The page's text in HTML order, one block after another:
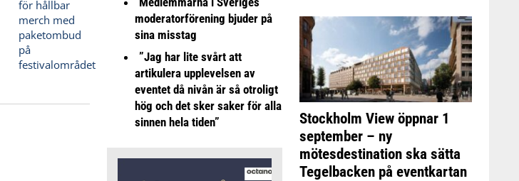
moderatorförening bjuder på
sina misstag
”Jag har lite svårt att
artikulera upplevelsen av
eventet då nivån är så otroligt
hög och det sker saker för alla
sinnen hela tiden”
Stockholm View öppnar 1
september – ny
mötesdestination ska sätta
Tegelbacken på eventkartan